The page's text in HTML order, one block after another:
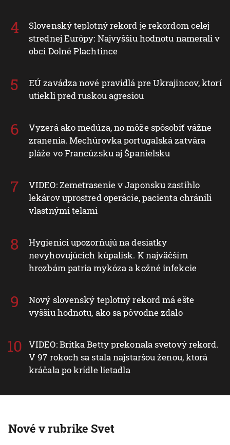
Slovenský teplotný rekord je rekordom celej
strednej Európy: Najvyššiu hodnotu namerali v
obci Dolné Plachtince
EÚ zavádza nové pravidlá pre Ukrajincov, ktorí
utiekli pred ruskou agresiou
Vyzerá ako medúza, no môže spôsobiť vážne
zranenia. Mechúrovka portugalská zatvára
pláže vo Francúzsku aj Španielsku
VIDEO: Zemetrasenie v Japonsku zastihlo
lekárov uprostred operácie, pacienta chránili
vlastnými telami
Hygienici upozorňujú na desiatky
nevyhovujúcich kúpalísk. K najväčším
hrozbám patria mykóza a kožné infekcie
Nový slovenský teplotný rekord má ešte
vyššiu hodnotu, ako sa pôvodne zdalo
VIDEO: Britka Betty prekonala svetový rekord.
V 97 rokoch sa stala najstaršou ženou, ktorá
kráčala po krídle lietadla
Nové v rubrike Svet